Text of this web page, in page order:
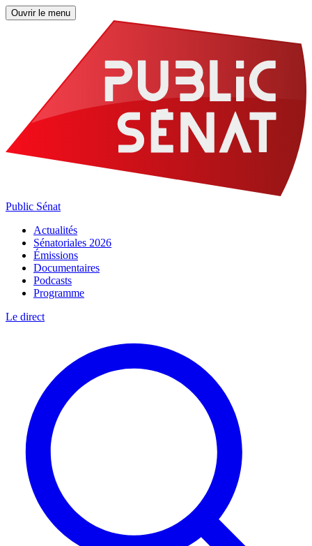
Ouvrir le menu
Public Sénat
Actualités
Sénatoriales 2026
Émissions
Documentaires
Podcasts
Programme
Le direct